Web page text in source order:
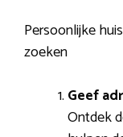
Persoonlijke
zoeken
Geef
Ontdek